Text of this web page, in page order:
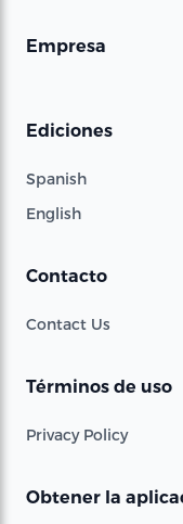
Empresa
Ediciones
Spanish
English
Contacto
Contact Us
Términos de uso
Privacy Policy
Obtener la